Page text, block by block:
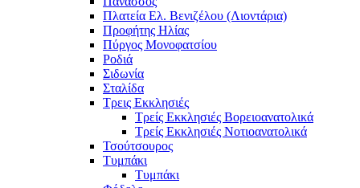
Πλατεία Ελ. Βενιζέλου (Λιοντάρια)
Προφήτης Ηλίας
Πύργος Μονοφατσίου
Ροδιά
Σιδωνία
Σταλίδα
Τρεις Εκκλησιές
Τρείς Εκκλησιές Βορειοανατολικά
Τρείς Εκκλησιές Νοτιοανατολικά
Τσούτσουρος
Τυμπάκι
Τυμπάκι